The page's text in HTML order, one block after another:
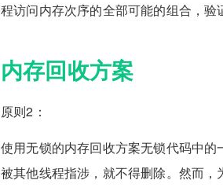
程访问内存次序的全部可能的组合，验
内存回收方案
原则2：
使用无锁的内存回收方案无锁代码中
被其他线程指涉，就不得删除。然而，